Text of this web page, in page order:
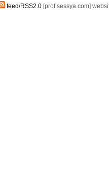
feed/RSS2.0 [prof.sessya.com]